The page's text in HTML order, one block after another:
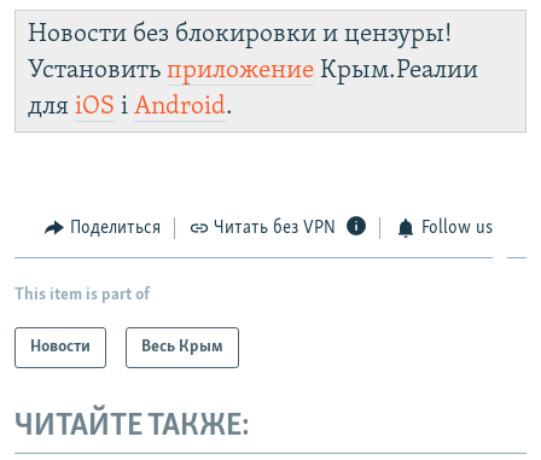
Новости без блокировки и цензуры!
Установить приложение Крым.Реалии
для iOS і Android.
Поделиться Читать без VPN Follow us
This item is part of
Новости Весь Крым
ЧИТАЙТЕ ТАКЖЕ: